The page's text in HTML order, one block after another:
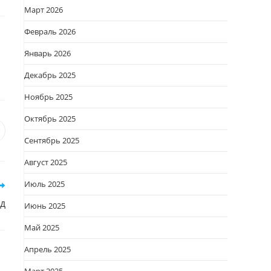
новом
Март 2026
Февраль 2026
Январь 2026
Декабрь 2025
Ноябрь 2025
Октябрь 2025
Сентябрь 2025
Август 2025
Июль 2025
Июнь 2025
Май 2025
Апрель 2025